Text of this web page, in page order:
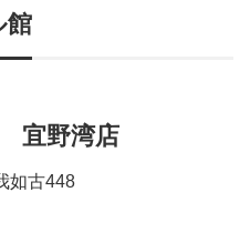
館
宜野湾店
如古448